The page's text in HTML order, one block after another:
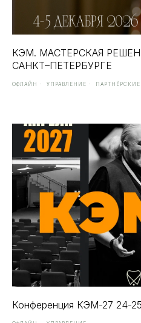
КЭМ. МАСТЕРСКАЯ
САНКТ–ПЕТЕРБУРГЕ
ОФЛАЙН УПРАВЛЕНИЕ
Конференция КЭМ-27 24-